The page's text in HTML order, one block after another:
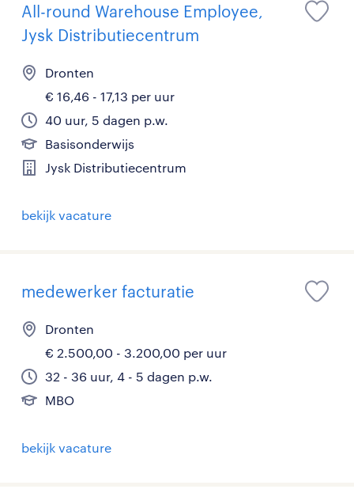
All-round Warehouse Employee,
Jysk Distributiecentrum
Dronten
€ 16,46 - 17,13 per uur
40 uur, 5 dagen p.w.
Basisonderwijs
Jysk Distributiecentrum
bekijk vacature
medewerker facturatie
Dronten
€ 2.500,00 - 3.200,00 per uur
32 - 36 uur, 4 - 5 dagen p.w.
MBO
bekijk vacature